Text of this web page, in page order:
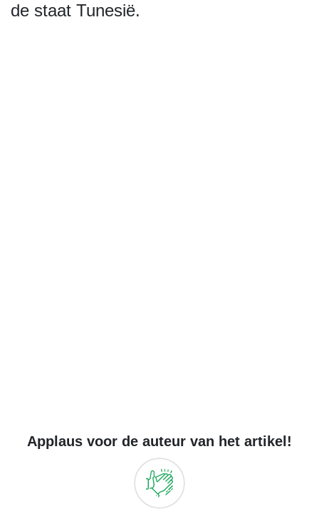
de staat Tunesië.
Applaus voor de auteur van het artikel!